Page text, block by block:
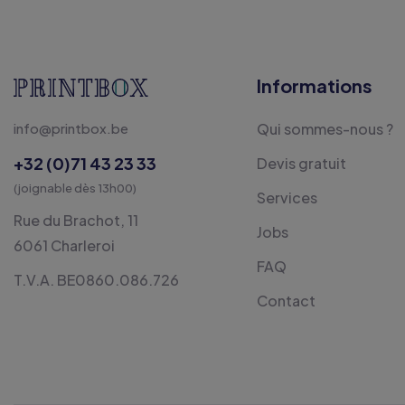
info@printbox.be
+32 (0)71 43 23 33
(joignable dès 13h00)
Rue du Brachot, 11
6061 Charleroi
T.V.A. BE0860.086.726
Informations
Qui sommes-nous ?
Devis gratuit
Services
Jobs
FAQ
Contact